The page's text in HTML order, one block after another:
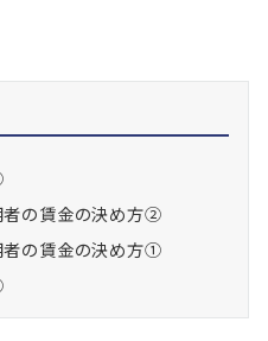
者の賃金の決め方②
者の賃金の決め方①